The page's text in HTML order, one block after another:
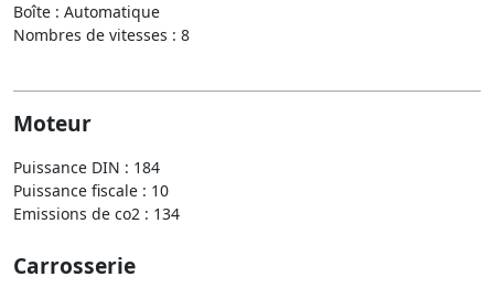
Boîte : Automatique
Nombres de vitesses : 8
Moteur
Puissance DIN : 184
Puissance fiscale : 10
Emissions de co2 : 134
Carrosserie